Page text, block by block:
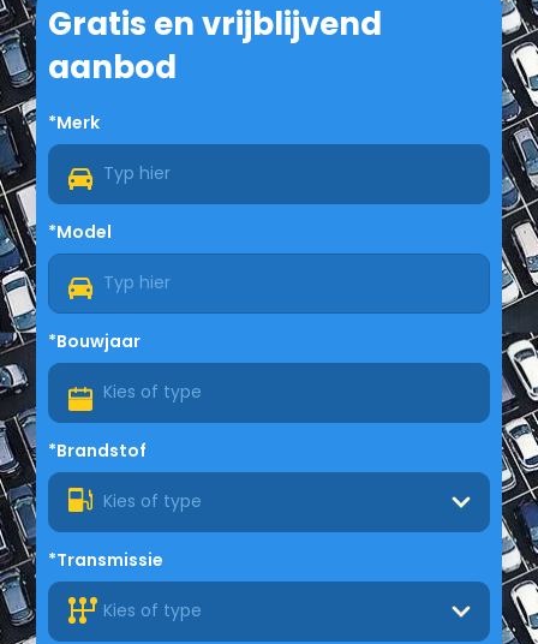
Gratis en vrijblijvend
aanbod
*Merk
*Model
*Bouwjaar
*Brandstof
Kies of type
*Transmissie
Kies of type